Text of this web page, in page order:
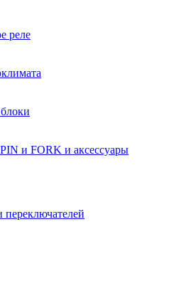
реле
и FORK и аксессуары
переключателей